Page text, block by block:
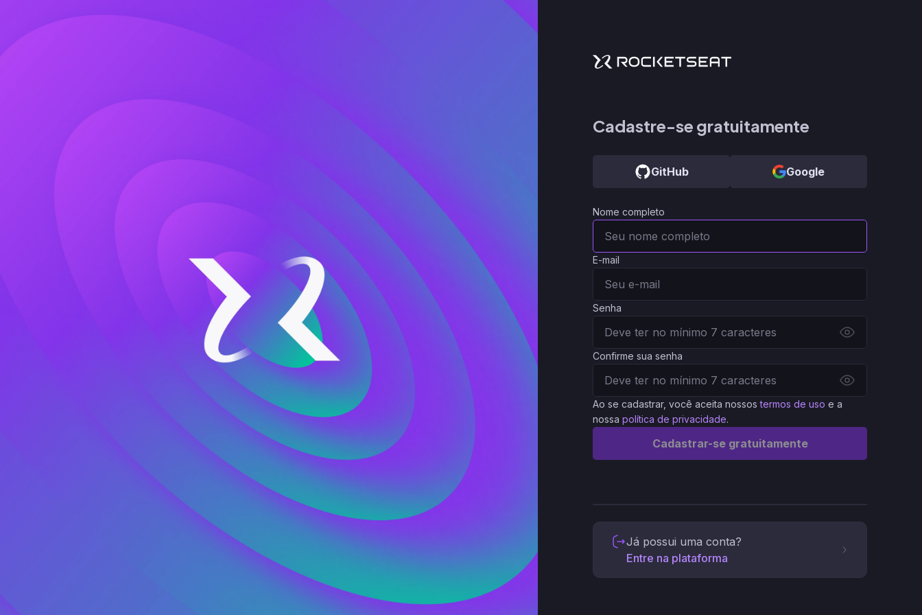
Cadastre-se gratuitamente
GitHub Google
Nome completo
E-mail
Senha
Confirme sua senha
Ao se cadastrar, você aceita nossos termos de uso e a
nossa política de privacidade.
Cadastrar-se gratuitamente
Já possui uma conta?
Entre na plataforma